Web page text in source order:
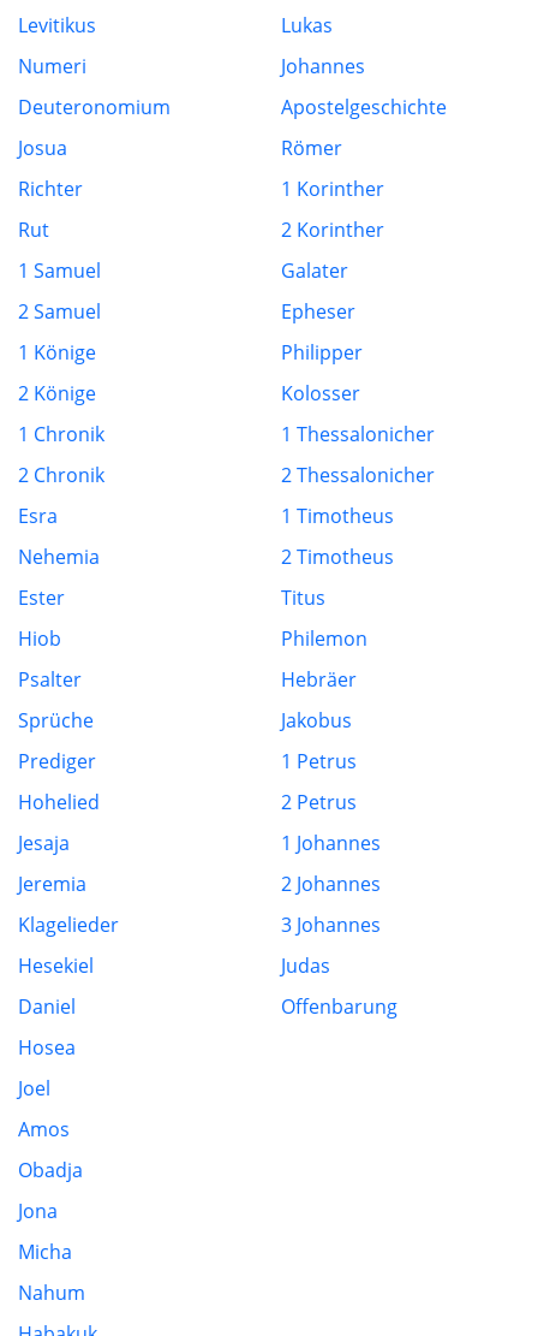
Levitikus
Numeri
Deuteronomium
Josua
Richter
Rut
1 Samuel
2 Samuel
1 Könige
2 Könige
1 Chronik
2 Chronik
Esra
Nehemia
Ester
Hiob
Psalter
Sprüche
Prediger
Hohelied
Jesaja
Jeremia
Klagelieder
Hesekiel
Daniel
Hosea
Joel
Amos
Obadja
Jona
Micha
Nahum
Lukas
Johannes
Apostelgeschichte
Römer
1 Korinther
2 Korinther
Galater
Epheser
Philipper
Kolosser
1 Thessalonicher
2 Thessalonicher
1 Timotheus
2 Timotheus
Titus
Philemon
Hebräer
Jakobus
1 Petrus
2 Petrus
1 Johannes
2 Johannes
3 Johannes
Judas
Offenbarung